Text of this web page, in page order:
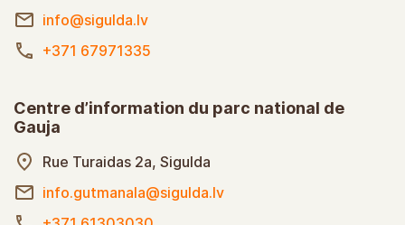
info@sigulda.lv
+371 67971335
Centre d’information du parc national de
Gauja
Rue Turaidas 2a, Sigulda
info.gutmanala@sigulda.lv